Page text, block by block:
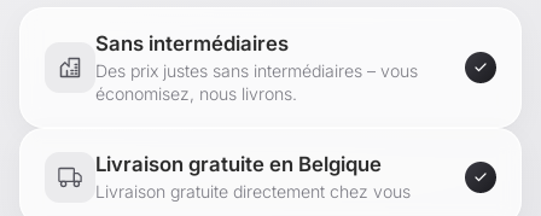
Sans intermédiaires
Des prix justes sans intermédiaires – vous
économisez, nous livrons.
Livraison gratuite en Belgique
Livraison gratuite directement chez vous